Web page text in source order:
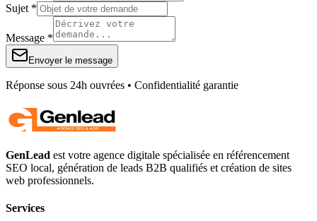
Sujet *
Message *
Envoyer le message
Réponse sous 24h ouvrées • Confidentialité garantie
GenLead est votre agence digitale spécialisée en référencement
SEO local, génération de leads B2B qualifiés et création de sites
web professionnels.
Services